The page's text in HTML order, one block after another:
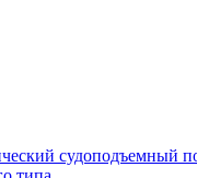
судоподъемный